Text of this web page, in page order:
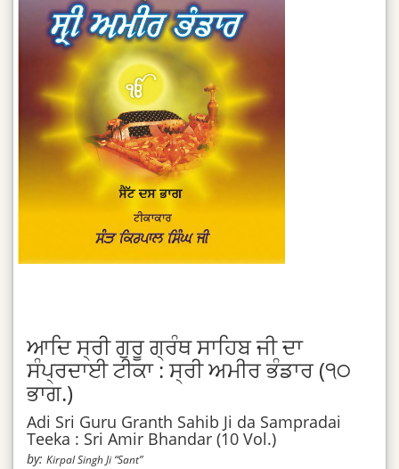
ਆਦਿ ਸ੍ਰੀ ਗੁਰੂ ਗ੍ਰੰਥ ਸਾਹਿਬ ਜੀ ਦਾ
ਸੰਪ੍ਰਦਾਈ ਟੀਕਾ : ਸ੍ਰੀ ਅਮੀਰ ਭੰਡਾਰ (੧੦
ਭਾਗ.)
Adi Sri Guru Granth Sahib Ji da Sampradai
Teeka : Sri Amir Bhandar (10 Vol.)
by: Kirpal Singh Ji “Sant”